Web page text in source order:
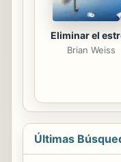
Eliminar el
Brian Weiss
Últimas